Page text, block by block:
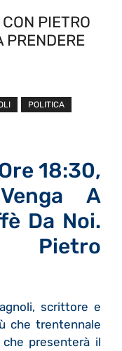
PIETRO
PRENDERE
POLITICA
18:30,
A
Da Noi.
scrittore e
che trentennale
presenterà il